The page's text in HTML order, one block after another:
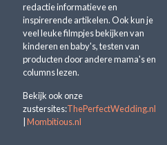
redactie informatieve en
inspirerende artikelen. Ook kun je
veel leuke filmpjes bekijken van
kinderen en baby's, testen van
producten door andere mama's en
columns lezen.
Bekijk ook onze
zustersites:ThePerfectWedding.nl
|Mombitious.nl